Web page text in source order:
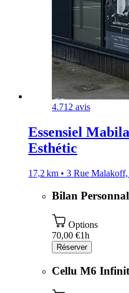
4.712 avis
Essensiel
Esthétic
17,2 km • 3 Rue
Bilan
Options
70,00 €1h
Réserver
Cellu M6